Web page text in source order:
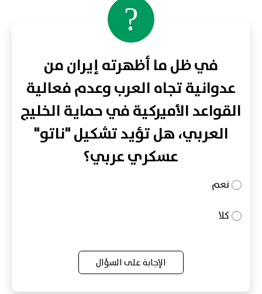
?
في ظل ما أظهرته إيران من
عدوانية تجاه العرب وعدم فعالية
القواعد الأميركية في حماية الخليج
العربي، هل تؤيد تشكيل "ناتو"
عسكري عربي؟
نعم
كلا
الإجابة على السؤال